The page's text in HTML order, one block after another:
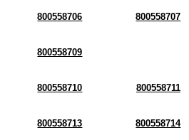
800558706 800558707
800558709
800558710 800558711
800558713 800558714